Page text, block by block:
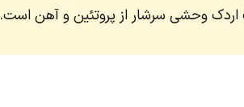
اردک وحشی سرشار از پروتئین و آهن است.